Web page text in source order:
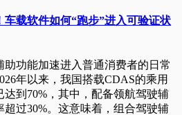
车载软件如何“跑步”进入可验证状
助功能加速进入普通消费者的日常
年以来，我国搭载CDAS的乘用
到70%，其中，配备领航驾驶辅
超过30%。这意味着，组合驾驶辅